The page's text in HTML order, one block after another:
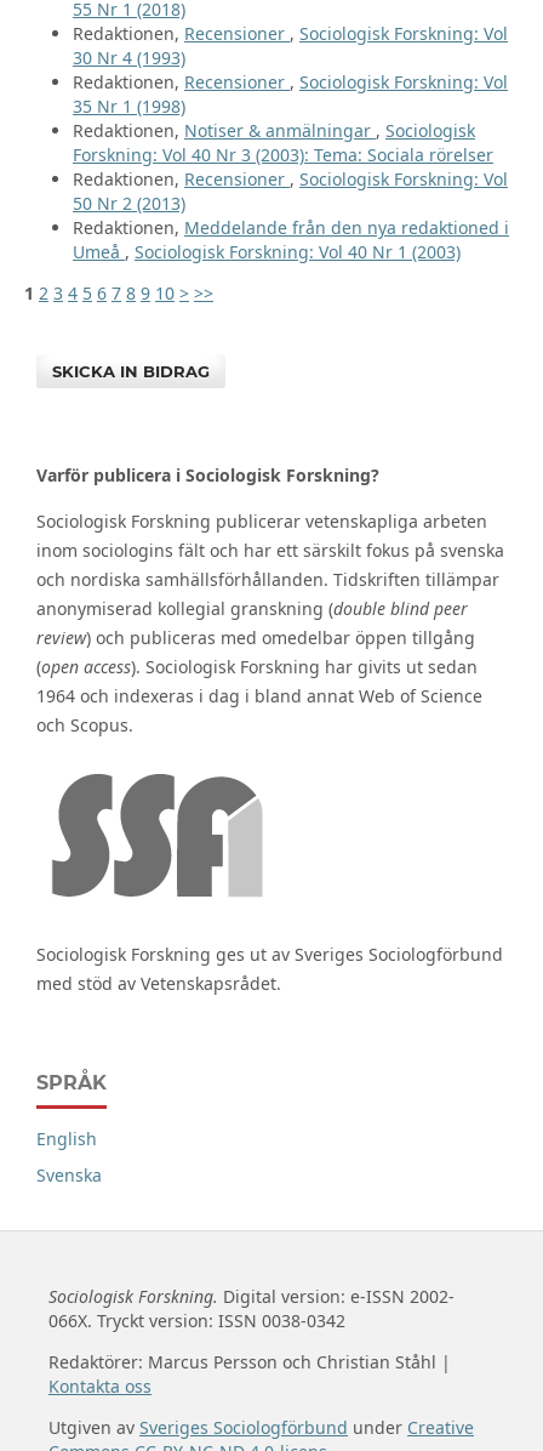
55 Nr 1 (2018)
Redaktionen, Recensioner , Sociologisk Forskning: Vol
30 Nr 4 (1993)
Redaktionen, Recensioner , Sociologisk Forskning: Vol
35 Nr 1 (1998)
Redaktionen, Notiser & anmälningar , Sociologisk
Forskning: Vol 40 Nr 3 (2003): Tema: Sociala rörelser
Redaktionen, Recensioner , Sociologisk Forskning: Vol
50 Nr 2 (2013)
Redaktionen, Meddelande från den nya redaktioned i
Umeå , Sociologisk Forskning: Vol 40 Nr 1 (2003)
1 2 3 4 5 6 7 8 9 10 > >>
SKICKA IN BIDRAG
Varför publicera i Sociologisk Forskning?
Sociologisk Forskning publicerar vetenskapliga arbeten
inom sociologins fält och har ett särskilt fokus på svenska
och nordiska samhällsförhållanden. Tidskriften tillämpar
anonymiserad kollegial granskning (double blind peer
review) och publiceras med omedelbar öppen tillgång
(open access). Sociologisk Forskning har givits ut sedan
1964 och indexeras i dag i bland annat Web of Science
och Scopus.
Sociologisk Forskning ges ut av Sveriges Sociologförbund
med stöd av Vetenskapsrådet.
SPRÅK
English
Svenska
Sociologisk Forskning. Digital version: e-ISSN 2002-
066X. Tryckt version: ISSN 0038-0342
Redaktörer: Marcus Persson och Christian Ståhl |
Kontakta oss
Utgiven av Sveriges Sociologförbund under Creative